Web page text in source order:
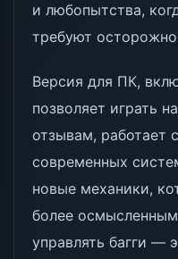
и любопытства,
требуют
Версия для ПК,
позволяет играть
отзывам, работает
современных
новые механики,
более
управлять багги —